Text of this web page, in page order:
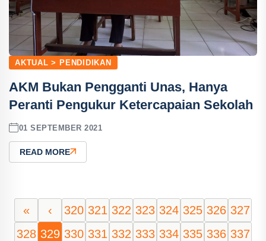
AKTUAL > PENDIDIKAN
AKM Bukan Pengganti Unas, Hanya
Peranti Pengukur Ketercapaian Sekolah
01 SEPTEMBER 2021
READ MORE
« ‹ 320 321 322 323 324 325 326 327
328 329 330 331 332 333 334 335 336 337